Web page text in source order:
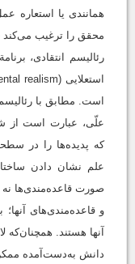
همانندی یا استعاره
محقق را ترغیب می‌کند (لاوسون،
رئالیسم انتقادی،
است. مطابق با
علّی، عبارت است از
که پدیده‌ها را در
علم نشان دادن
صورت قاعده‌مندی‌ها نه
و قاعده‌مندی‌های
آنها هستند.
دانش به‌دست‌آمده